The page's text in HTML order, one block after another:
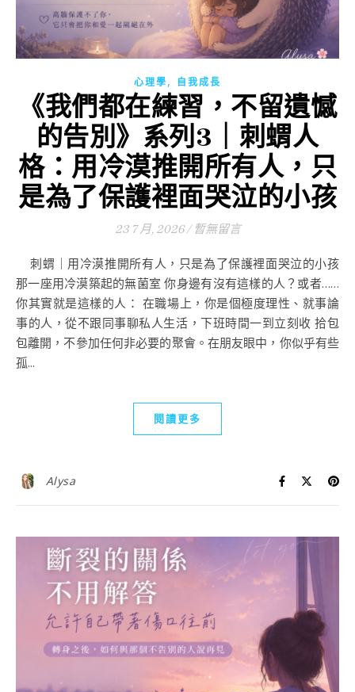
心理學, 自我成長
《我們都在練習，不留遺憾
的告別》系列3｜刺蝟人
格：用冷漠推開所有人，只
是為了保護裡面哭泣的小孩
23 7 月, 2026 / 暫無留言
刺蝟｜用冷漠推開所有人，只是為了保護裡面哭泣的小孩
那一座用冷漠築起的無菌室 你身邊有沒有這樣的人？或者……
你其實就是這樣的人： 在職場上，你是個極度理性、就事論
事的人，從不跟同事聊私人生活，下班時間一到立刻收 拾包
包離開，不參加任何非必要的聚會。在朋友眼中，你似乎有些
孤...
閱讀更多
Alysa